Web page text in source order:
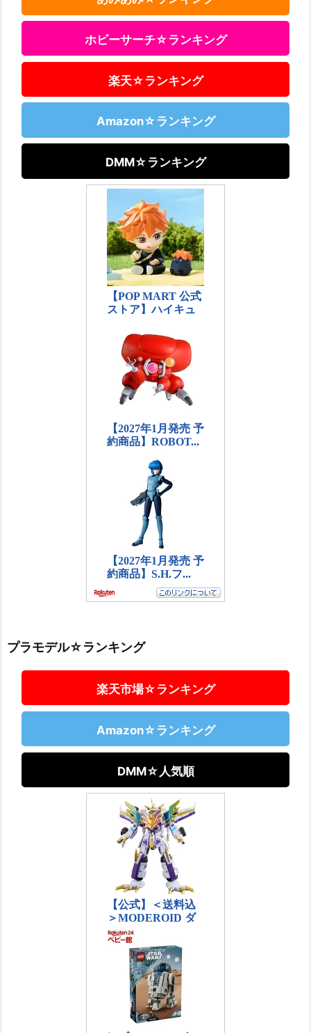
ホビーサーチ☆ランキング
楽天☆ランキング
Amazon☆ランキング
DMM☆ランキング
プラモデル☆ランキング
楽天市場☆ランキング
Amazon☆ランキング
DMM☆人気順